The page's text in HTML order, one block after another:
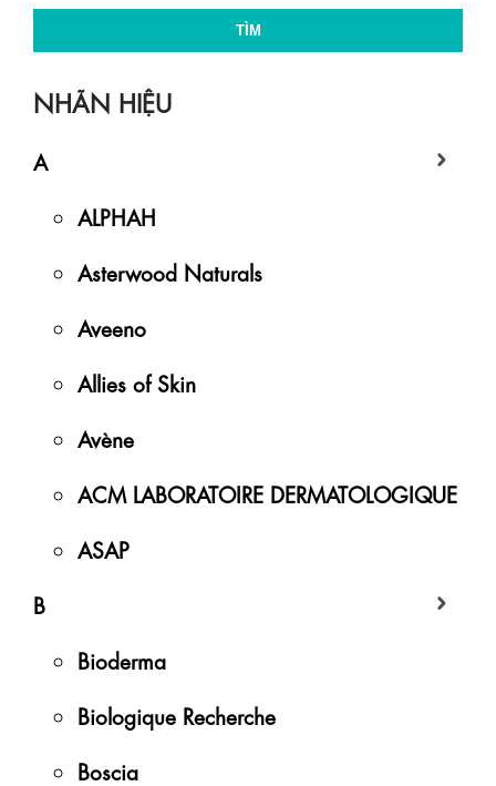
TÌM
NHÃN HIỆU
A
ALPHAH
Asterwood Naturals
Aveeno
Allies of Skin
Avène
ACM LABORATOIRE DERMATOLOGIQUE
ASAP
B
Bioderma
Biologique Recherche
Boscia